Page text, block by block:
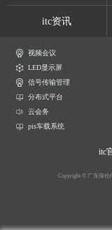
itc资讯
视频会议
LED显示屏
信号传输管理
分布式平台
云会务
pis车载系统
itc
Copyright © 广东保伦